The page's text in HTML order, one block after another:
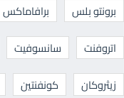
برونتو بلس
برافاماكس
اتروفنت
سانسوفيت
زيثروكان
كونفنتين